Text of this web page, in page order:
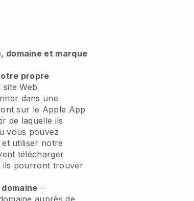
domaine et marque
propre
site Web
dans une
sur le Apple App
de laquelle ils
vous pouvez
utiliser notre
télécharger
ils pourront trouver
-
auprès de